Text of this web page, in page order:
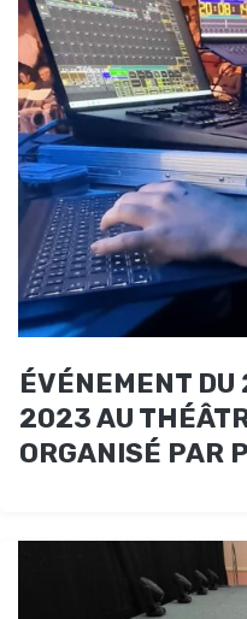
ÉVÉNEMENT
2023 AU
ORGANISÉ PAR